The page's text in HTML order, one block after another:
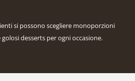
si possono scegliere monoporzioni
desserts per ogni occasione.